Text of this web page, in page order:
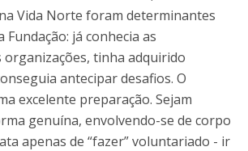
Vida Norte foram determinantes
já conhecia as
organizações, tinha adquirido
antecipar desafios. O
excelente preparação. Sejam
genuína, envolvendo-se de corpo
apenas de “fazer” voluntariado - ir